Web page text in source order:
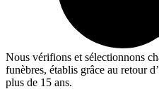
Nous vérifions et sélectionnons
funèbres, établis grâce au retour
plus de 15 ans.